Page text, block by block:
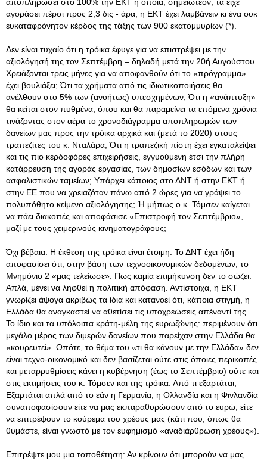
αγοράσει πέρσι προς 2,3 δις - άρα, η ΕΚΤ έχει λαμβάνειν κι ένα ουκ
ευκαταφρόνητον κέρδος της τάξης των 900 εκατομμυρίων (*).
Δεν είναι τυχαίο ότι η τρόικα έφυγε για να επιστρέψει με την
αξιολόγησή της τον Σεπτέμβρη – δηλαδή μετά την 20ή Αυγούστου
Χρειάζονται τρεις μήνες για να αποφανθούν ότι το «πρόγραμμα»
έχει βουλιάξει; Ότι τα χρήματα από τις ιδιωτικοποιήσεις θα
ανέλθουν στο 5% των (ανοήτως) υπεσχημένων; Ότι η «ανάπτυξη»
θα κείται στον πυθμένα, όπου και θα παραμείνει τα επόμενα χρόνια
τινάζοντας στον αέρα το χρονοδιάγραμμα αποπληρωμών των
δανείων μας προς την τρόικα αρχικά και (μετά το 2020) στους
τραπεζίτες του κ. Νταλάρα; Ότι η τραπεζική πίστη έχει εγκαταλείψει
και τις πιο κερδοφόρες επιχειρήσεις, εγγυούμενη έτσι την πλήρη
κατάρρευση της αγοράς εργασίας, των δημοσίων εσόδων και των
ασφαλιστικών ταμείων; Υπάρχει κάποιος στο ΔΝΤ ή στην ΕΚΤ ή
στην ΕΕ που να χρειαζόταν πάνω από 2 ώρες για να γράψει το
πολυπόθητο κείμενο αξιολόγησης; Ή μήπως ο κ. Τόμσεν καίγεται
να πάει διακοπές και αποφάσισε «Επιστροφή τον Σεπτέμβριο»,
μαζί με τους χειμερινούς κινηματογράφους;
Όχι βέβαια. Η έκθεση της τρόικα είναι έτοιμη. Το ΔΝΤ έχει ήδη
αποφασίσει ότι, στην βάση των τεχνοοικονομικών δεδομένων, το
Μνημόνιο 2 «μας τελείωσε». Πως καμία επιμήκυνση δεν το σώζει.
Απλά, μένει να ληφθεί η πολιτική απόφαση. Αντίστοιχα, η ΕΚΤ
γνωρίζει άψογα ακριβώς τα ίδια και κατανοεί ότι, κάποια στιγμή, η
Ελλάδα θα αναγκαστεί να αθετίσει τις υποχρεώσεις απέναντί της.
Το ίδιο και τα υπόλοιπα κράτη-μέλη της ευρωζώνης: περιμένουν ότι
μεγάλο μέρος των διμερών δανείων που παρείχαν στην Ελλάδα θα
«κουρευτεί». Οπότε, το θέμα του «τι θα κάνουν με την Ελλάδα» δεν
είναι τεχνο-οικονομικό και δεν βασίζεται ούτε στις όποιες περικοπές
και μεταρρυθμίσεις κάνει η κυβέρνηση (έως το Σεπτέμβριο) ούτε και
στις εκτιμήσεις του κ. Τόμσεν και της τρόικα. Από τι εξαρτάται;
Εξαρτάται απλά από το εάν η Γερμανία, η Ολλανδία και η Φινλανδία
συναποφασίσουν είτε να μας εκπαραθυρώσουν από το ευρώ, είτε
να επιτρέψουν το κούρεμα του χρέους μας (κάτι που, όπως θα
θυμάστε, είναι γνωστό με τον ευφημισμό «αναδιάρθρωση χρέους»).
Επιτρέψτε μου μια τοποθέτηση: Αν κρίνουν ότι μπορούν να μας